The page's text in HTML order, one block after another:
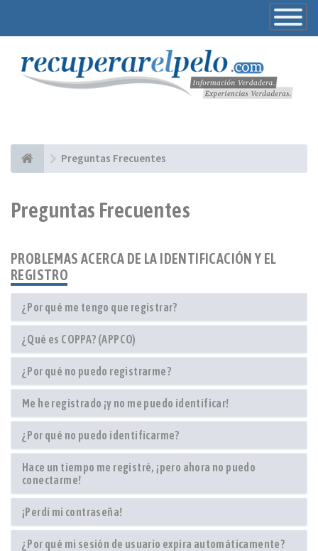
Toggle
Preguntas Frecuentes
Preguntas Frecuentes
PROBLEMAS ACERCA DE LA IDENTIFICACIÓN Y EL
REGISTRO
¿Por qué me tengo que registrar?
¿Qué es COPPA? (APPCO)
¿Por qué no puedo registrarme?
Me he registrado ¡y no me puedo identificar!
¿Por qué no puedo identificarme?
Hace un tiempo me registré, ¡pero ahora no puedo
conectarme!
¡Perdí mi contraseña!
¿Por qué mi sesión de usuario expira automáticamente?